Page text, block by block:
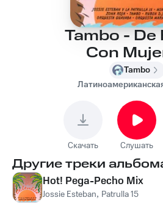
Tambo - De
Con
Tambo
Скачать Слушать
Другие треки
Hot! Pega-Pecho Mix
Jossie Esteban, Patrulla 15